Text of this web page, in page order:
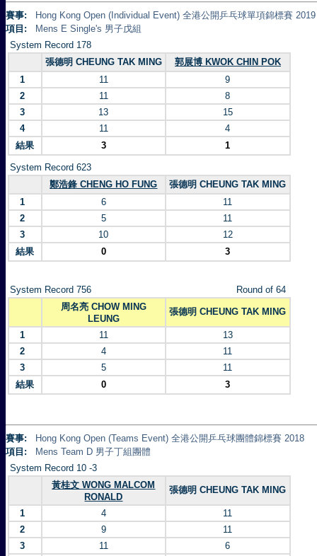
賽事:
Hong Kong Open (Individual Event) 全港公開乒乓球單項錦標賽 2019
項目:
Mens E Single's 男子戊組
System Record 178
張德明 CHEUNG TAK MING
郭展博 KWOK CHIN POK
1
11
9
2
11
8
3
13
15
4
11
4
結果
3 1
System Record 623
鄭浩鋒 CHENG HO FUNG
張德明 CHEUNG TAK MING
1
6
11
2
5
11
3
10
12
結果
0 3
System Record 756
Round of 64
周名亮 CHOW MING
LEUNG
張德明 CHEUNG TAK MING
1 11
13
2
4
11
3
5
11
結果
0 3
賽事:
Hong Kong Open (Teams Event) 全港公開乒乓球團體錦標賽 2018
項目:
Mens Team D 男子丁組團體
System Record 10 -3
黃桂文 WONG MALCOM
RONALD
張德明 CHEUNG TAK MING
1 4
11
2
9
11
3
11 6